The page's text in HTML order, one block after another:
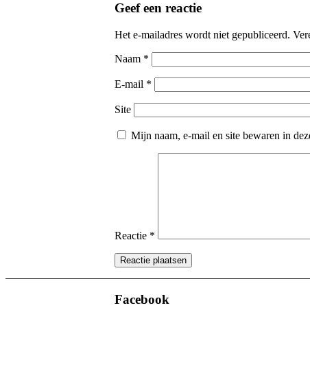
Geef een reactie
Het e-mailadres wordt niet gepubliceerd.
Naam *
E-mail *
Site
Mijn naam, e-mail en site bewaren in
Reactie *
Facebook